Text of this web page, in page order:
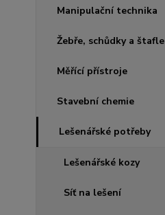
Manipulační technika
Žebře, schůdky a štafle
Měřící přístroje
Stavební chemie
Lešenářské potřeby
Lešenářské kozy
Síť na lešení